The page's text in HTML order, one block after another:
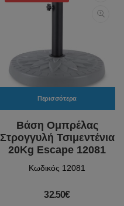
Περισσότερα
Βάση Ομπρέλας
Στρογγυλή Τσιμεντένια
20Kg Escape 12081
Κωδικός 12081
32.50€